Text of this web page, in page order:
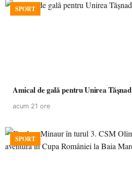
SPORT
Amical de gală pentru Unirea Tășnad
acum 21 ore
SPORT